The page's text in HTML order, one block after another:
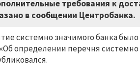
требования к
в сообщении Центробанка.
системно значимого банка было
«Об определении перечня